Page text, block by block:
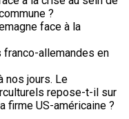
?
face à la
franco-allemandes en
nos jours. Le
repose-t-il sur
firme US-américaine ?